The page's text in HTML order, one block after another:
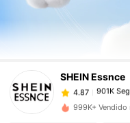
SHEIN Essnce
901K
4.87
901K
d***ipagó
999K+ Vendido